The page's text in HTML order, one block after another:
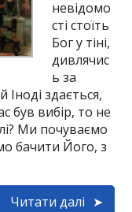
невідомо
сті стоїть
Бог у тіні,
дивлячис
ь за
здається,
був вибір, то не
Ми почуваємо
бачити Його, з
Читати далі